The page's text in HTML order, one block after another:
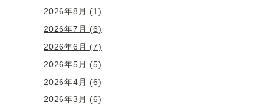
2026年8月 (1)
2026年7月 (6)
2026年6月 (7)
2026年5月 (5)
2026年4月 (6)
2026年3月 (6)